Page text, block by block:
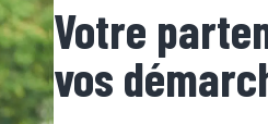
Votre
vos